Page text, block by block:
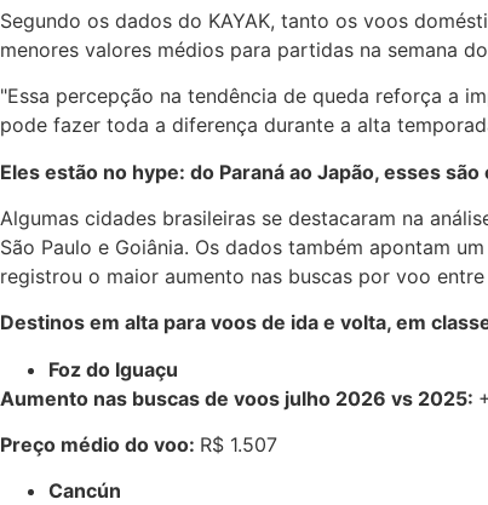
Segundo os dados do KAYAK, tanto os voos
menores valores médios para partidas na semana
"Essa percepção na tendência de queda reforça a
pode fazer toda a diferença durante a alta
Eles estão no hype: do Paraná ao Japão, esses
Algumas cidades brasileiras se destacaram na
São Paulo e Goiânia. Os dados também apontam
registrou o maior aumento nas buscas por voo
Destinos em alta para voos de ida e volta, em
Foz do Iguaçu
Aumento nas buscas de voos julho 2026 vs 2025:
Preço médio do voo: R$ 1.507
Cancún